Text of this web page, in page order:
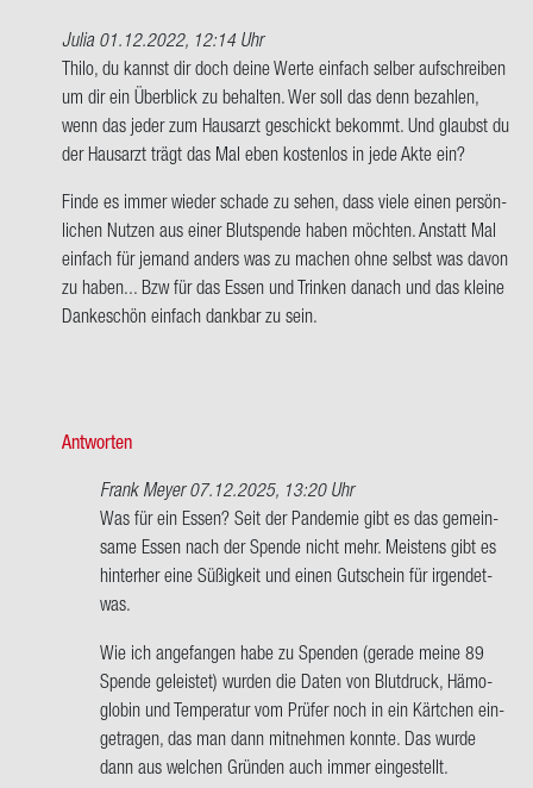
Julia 01.12.2022, 12:14 Uhr
Ant­
wort
auf
Hallo,
finde
es
scha­
de,
…
te
Thilo, du kannst dir doch deine Werte ein­fach sel­ber auf­schrei­ben
um dir ein Über­blick zu be­hal­ten. Wer soll das denn be­zah­len,
wenn das jeder zum Haus­arzt ge­schickt be­kommt. Und glaubst du
der Haus­arzt trägt das Mal eben kos­ten­los in jede Akte ein?
Finde es immer wie­der scha­de zu sehen, dass viele einen per­sön­
li­chen Nut­zen aus einer Blut­spen­de haben möch­ten. An­statt Mal
ein­fach für je­mand an­ders was zu ma­chen ohne selbst was davon
zu haben... Bzw für das Essen und Trin­ken da­nach und das klei­ne
Dan­ke­schön ein­fach dank­bar zu sein.
Antworten
Frank Meyer07.12.2025, 13:20 Uhr
Ant­
wort
auf
Thilo,
kannst
dir
doch…
von
Julia
Was für ein Essen? Seit der Pan­de­mie gibt es das ge­mein­
sa­me Essen nach der Spen­de nicht mehr. Meis­tens gibt es
hin­ter­her eine Sü­ßig­keit und einen Gut­schein für ir­gend­et­
was.
Wie ich an­ge­fan­gen habe zu Spen­den (ge­ra­de meine 89
Spen­de ge­leis­tet) wur­den die Daten von Blut­druck, Hä­mo­
glo­bin und Tem­pe­ra­tur vom Prü­fer noch in ein Kärt­chen ein­
ge­tra­gen, das man dann mit­neh­men konn­te. Das wurde
dann aus wel­chen Grün­den auch immer ein­ge­stellt.